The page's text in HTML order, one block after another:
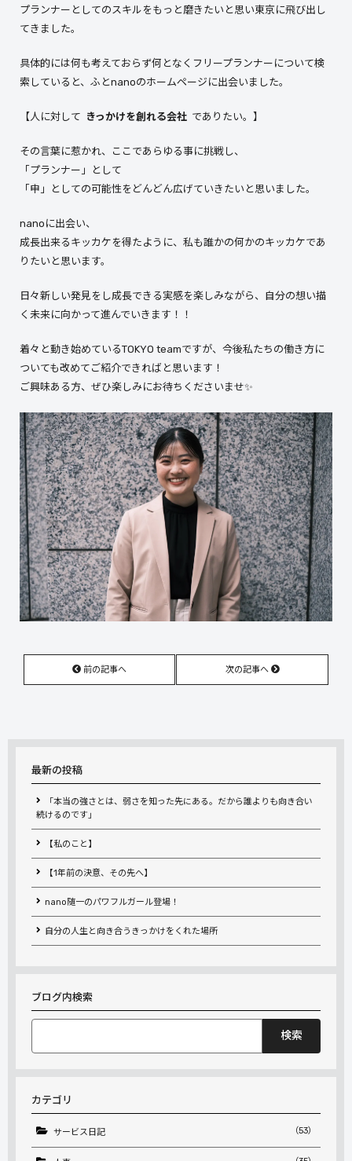
プランナーとしてのスキルをもっと磨きたいと思い東京に飛び出し
てきました。
具体的には何も考えておらず何となくフリープランナーについて検
索していると、ふとnanoのホームページに出会いました。
【人に対して きっかけを創れる会社 でありたい。】
その言葉に惹かれ、ここであらゆる事に挑戦し、
「プランナー」として
「申」としての可能性をどんどん広げていきたいと思いました。
nanoに出会い、
成長出来るキッカケを得たように、私も誰かの何かのキッカケであ
りたいと思います。
日々新しい発見をし成長できる実感を楽しみながら、自分の想い描
く未来に向かって進んでいきます！！
着々と動き始めているTOKYO teamですが、今後私たちの働き方に
ついても改めてご紹介できればと思います！
ご興味ある方、ぜひ楽しみにお待ちくださいませ✨
前の記事へ 次の記事へ
最新の投稿
「本当の強さとは、弱さを知った先にある。だから誰よりも向き合い
続けるのです」
【私のこと】
【1年前の決意、その先へ】
nano随一のパワフルガール登場！
自分の人生と向き合うきっかけをくれた場所
ブログ内検索
索:
カテゴリ
サービス日記 （53）